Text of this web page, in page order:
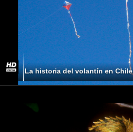
La historia del volantín en Chile